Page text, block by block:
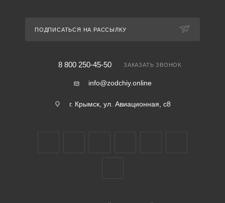
ПОДПИСАТЬСЯ НА РАССЫЛКУ
8 800 250-45-50 ЗАКАЗАТЬ ЗВОНОК
info@zodchiy.online
г. Крымск, ул. Авиационная, с8